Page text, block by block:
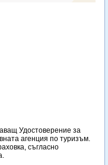
Удостоверение за
агенция по туризъм.
съгласно